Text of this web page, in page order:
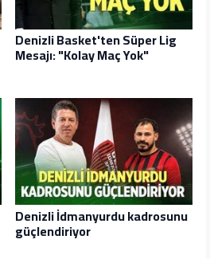
Denizli Basket'ten Süper Lig
Mesajı: "Kolay Maç Yok"
Denizli İdmanyurdu kadrosunu
güçlendiriyor